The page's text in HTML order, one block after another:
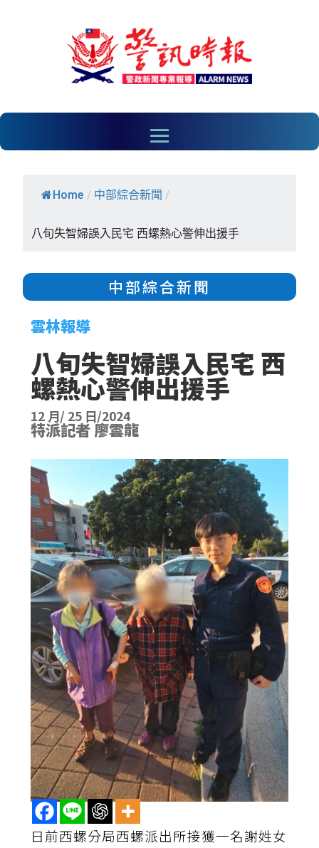
Home / 中部綜合新聞 /
八旬失智婦誤入民宅 西螺熱心警伸出援手
中部綜合新聞
雲林報導
八旬失智婦誤入民宅 西
螺熱心警伸出援手
12 月/ 25 日/2024
特派記者 廖雲龍
日前西螺分局西螺派出所接獲一名謝姓女